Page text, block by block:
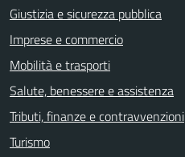
Giustizia e sicurezza pubblica
Imprese e commercio
Mobilità e trasporti
Salute, benessere e assistenza
Tributi, finanze e contravvenzioni
Turismo